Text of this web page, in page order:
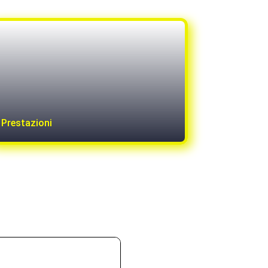
Prestazioni